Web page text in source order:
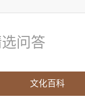
问答
文化百科